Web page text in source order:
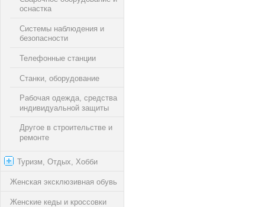
оснастка
Системы наблюдения и
безопасности
Телефонные станции
Станки, оборудование
Рабочая одежда, средства
индивидуальной защиты
Другое в cтроительстве и
ремонте
Туризм, Отдых, Хобби
Женская эксклюзивная обувь
Женские кеды и кроссовки